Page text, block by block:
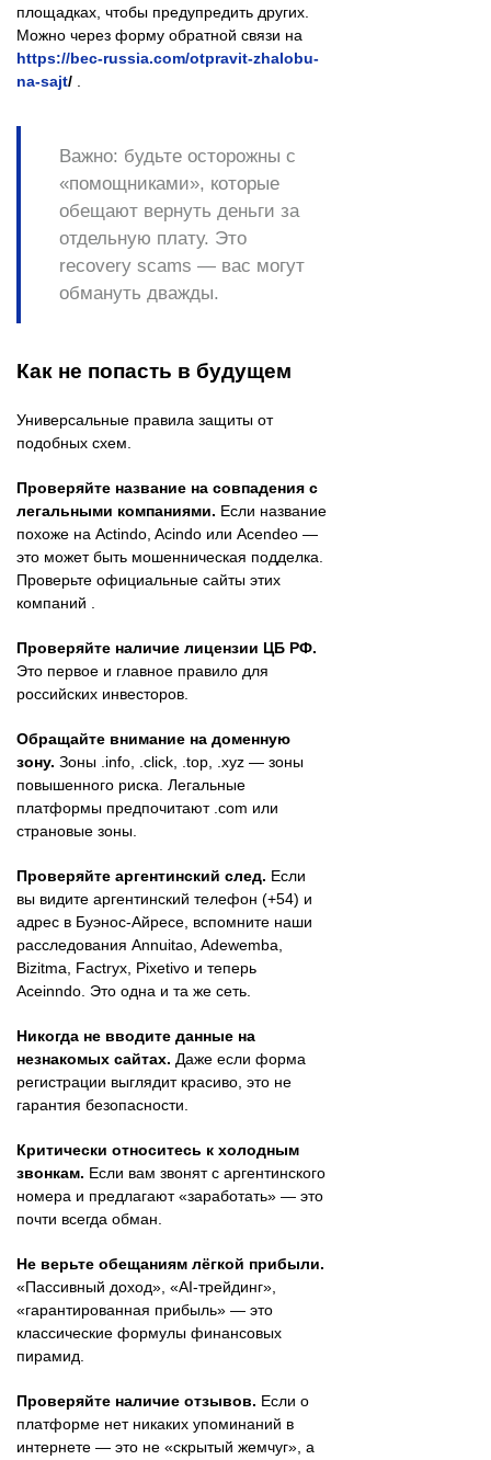
площадках, чтобы предупредить других.
Можно через форму обратной связи на
https://bec-russia.com/otpravit-zhalobu-
na-sajt/ .
Важно: будьте осторожны с
«помощниками», которые
обещают вернуть деньги за
отдельную плату. Это
recovery scams — вас могут
обмануть дважды.
Как не попасть в будущем
Универсальные правила защиты от
подобных схем.
Проверяйте название на совпадения с
легальными компаниями. Если название
похоже на Actindo, Acindo или Acendeo —
это может быть мошенническая подделка.
Проверьте официальные сайты этих
компаний .
Проверяйте наличие лицензии ЦБ РФ.
Это первое и главное правило для
российских инвесторов.
Обращайте внимание на доменную
зону. Зоны .info, .click, .top, .xyz — зоны
повышенного риска. Легальные
платформы предпочитают .com или
страновые зоны.
Проверяйте аргентинский след. Если
вы видите аргентинский телефон (+54) и
адрес в Буэнос-Айресе, вспомните наши
расследования Annuitao, Adewemba,
Bizitma, Factryx, Pixetivo и теперь
Aceinndo. Это одна и та же сеть.
Никогда не вводите данные на
незнакомых сайтах. Даже если форма
регистрации выглядит красиво, это не
гарантия безопасности.
Критически относитесь к холодным
звонкам. Если вам звонят с аргентинского
номера и предлагают «заработать» — это
почти всегда обман.
Не верьте обещаниям лёгкой прибыли.
«Пассивный доход», «AI-трейдинг»,
«гарантированная прибыль» — это
классические формулы финансовых
пирамид.
Проверяйте наличие отзывов. Если о
платформе нет никаких упоминаний в
интернете — это не «скрытый жемчуг», а